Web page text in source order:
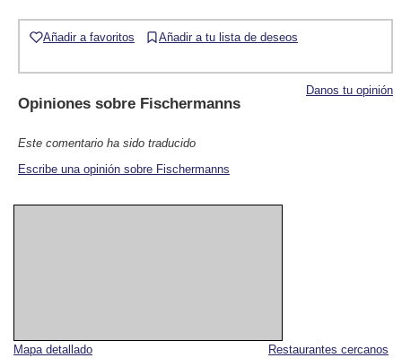
Restaurantes cercanos
Mapa detallado
Añadir a favoritos Añadir a tu lista de deseos
Danos tu opinión
Opiniones sobre Fischermanns
Este comentario ha sido traducido
Escribe una opinión sobre Fischermanns